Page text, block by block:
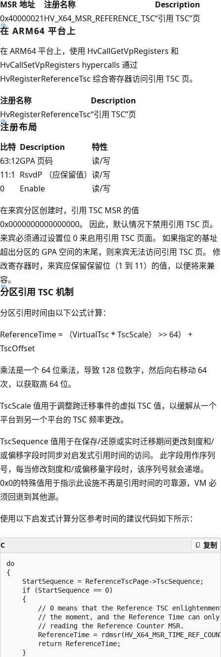
MSR 地址 注册名称
Description
0x40000021HV_X64_MSR_REFERENCE_TSC“引用 TSC”页
在 ARM64 平台上
在 ARM64 平台上，使用 HvCallGetVpRegisters 和
HvCallSetVpRegisters hypercalls 通过
HvRegisterReferenceTsc 综合寄存器访问引用 TSC 页。
注册名称
Description
HvRegisterReferenceTsc“引用 TSC”页
注册布局
比特 Description
特性
63:12GPA 页码
读/写
11:1 RsvdP （应保留值） 读/写
0
Enable
读/写
在来宾分区创建时，引用 TSC MSR 的值
0x0000000000000000。 因此，默认情况下禁用引用 TSC 页。
来宾必须通过设置位 0 来启用引用 TSC 页面。 如果指定的基址
超出分区的 GPA 空间的末尾，则来宾无法访问引用 TSC 页。 修
改寄存器时，来宾应保留保留位（1 到 11）的值，以便将来兼
容。
分区引用 TSC 机制
分区引用时间由以下公式计算：
ReferenceTime = （VirtualTsc * TscScale） >> 64） +
TscOffset
乘法是一个 64 位乘法，导致 128 位数字，然后向右移动 64
次，以获取高 64 位。
TscScale 值用于调整跨迁移事件的虚拟 TSC 值，以缓解从一个
平台到另一个平台的 TSC 频率更改。
TscSequence 值用于在保存/还原或实时迁移期间更改刻度和/
或偏移字段时同步对启发式引用时间的访问。 此字段用作序列
号，每当修改刻度和/或偏移量字段时，该序列号就会递增。
0x0的特殊值用于指示此设施不再是引用时间的可靠源，VM 必
须回退到其他源。
使用以下启发式计算分区参考时间的建议代码如下所示：
C 复制
do
{
    StartSequence = ReferenceTscPage->TscSequence;
    if (StartSequence == 0)
    {
// 0 means that the Reference TSC
// the moment, and the Reference Time can
        // reading the Reference Counter MSR.
ReferenceTime =
        return ReferenceTime;
    }